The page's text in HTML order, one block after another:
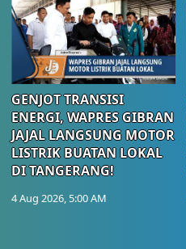
GENJOT TRANSISI
ENERGI, WAPRES GIBRAN
JAJAL LANGSUNG MOTOR
LISTRIK BUATAN LOKAL
DI TANGERANG!
4 Aug 2026, 5:00 AM